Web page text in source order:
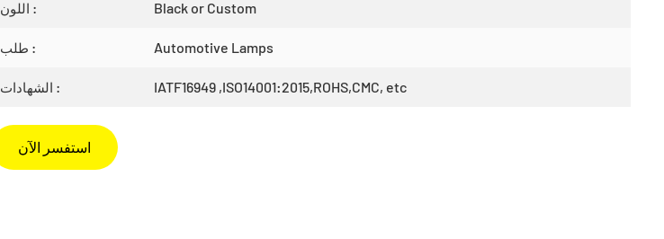
اللون : Black or Custom
طلب : Automotive Lamps
الشهادات : IATF16949 ,ISO14001:2015,ROHS,CMC, etc
استفسر الآن